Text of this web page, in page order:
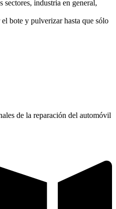
sectores, industria en general,
bote y pulverizar hasta que sólo
de la reparación del automóvil